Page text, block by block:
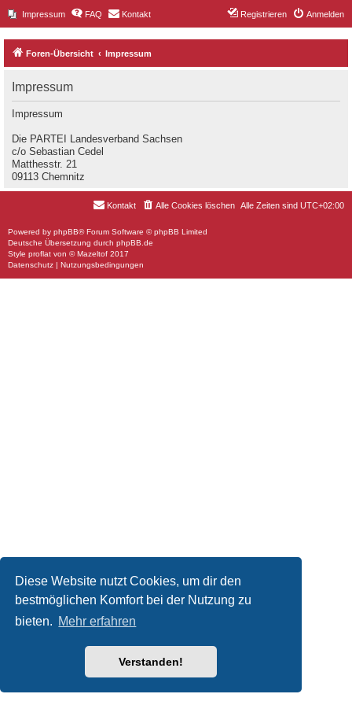
Diese Website nutzt Cookies, um dir den
bestmöglichen Komfort bei der Nutzung zu
bieten. Mehr erfahren
Verstanden!
Impressum FAQ Kontakt Anmelden
Registrieren
Foren-Übersicht Impressum
Impressum
Impressum
Die PARTEI Landesverband Sachsen
c/o Sebastian Cedel
Matthesstr. 21
09113 Chemnitz
Alle Zeiten sind UTC+02:00
Alle Cookies löschen
Kontakt
Powered by phpBB® Forum Software © phpBB Limited
Deutsche Übersetzung durch phpBB.de
Style proflat von ©Mazeltof 2017
Datenschutz | Nutzungsbedingungen